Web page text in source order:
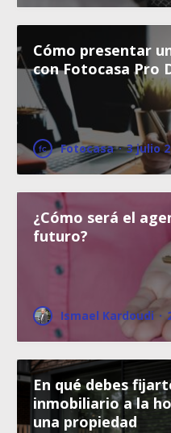
Cómo presentar
con Fotocasa Pro
Fotocasa · 3 julio
¿Cómo será el
futuro?
Ismael Kardoudi ·
En qué debes
inmobiliario a la
una propiedad